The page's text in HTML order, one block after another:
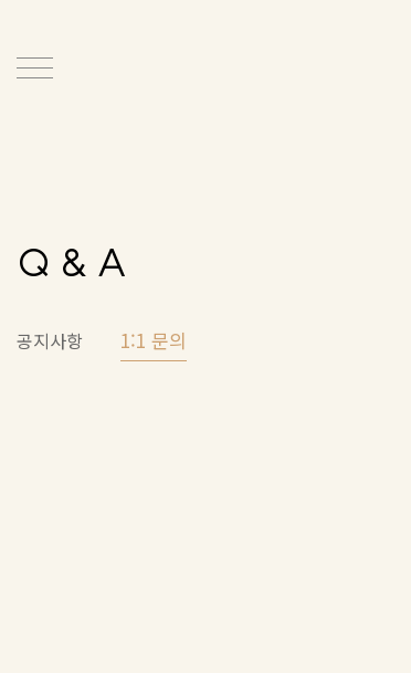
Q & A
공지사항 1:1 문의